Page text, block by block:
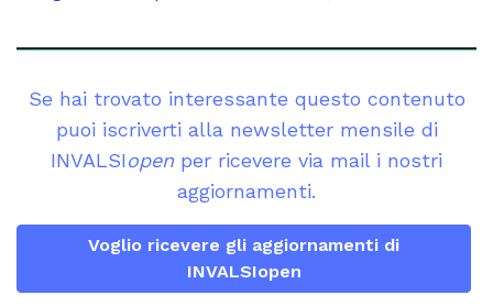
Se hai trovato interessante questo contenuto
puoi iscriverti alla newsletter mensile di
INVALSIopen per ricevere via mail i nostri
aggiornamenti.
Voglio ricevere gli aggiornamenti di
INVALSIopen